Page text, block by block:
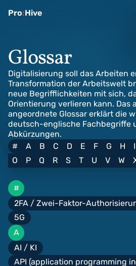
Pro:Hive
Glossar
Digitalisierung soll das Arbeiten
Transformation der Arbeitswelt
neue Begrifflichkeiten mit sich,
Orientierung verlieren kann. Das
angeordnete Glossar erklärt die
deutsch-englische Fachbegriffe
Abkürzungen.
#
A B C D E F G H I
O
P Q R S T U V W
#
2FA / Zwei-Faktor-
5G
A
AI / KI
API (application programming